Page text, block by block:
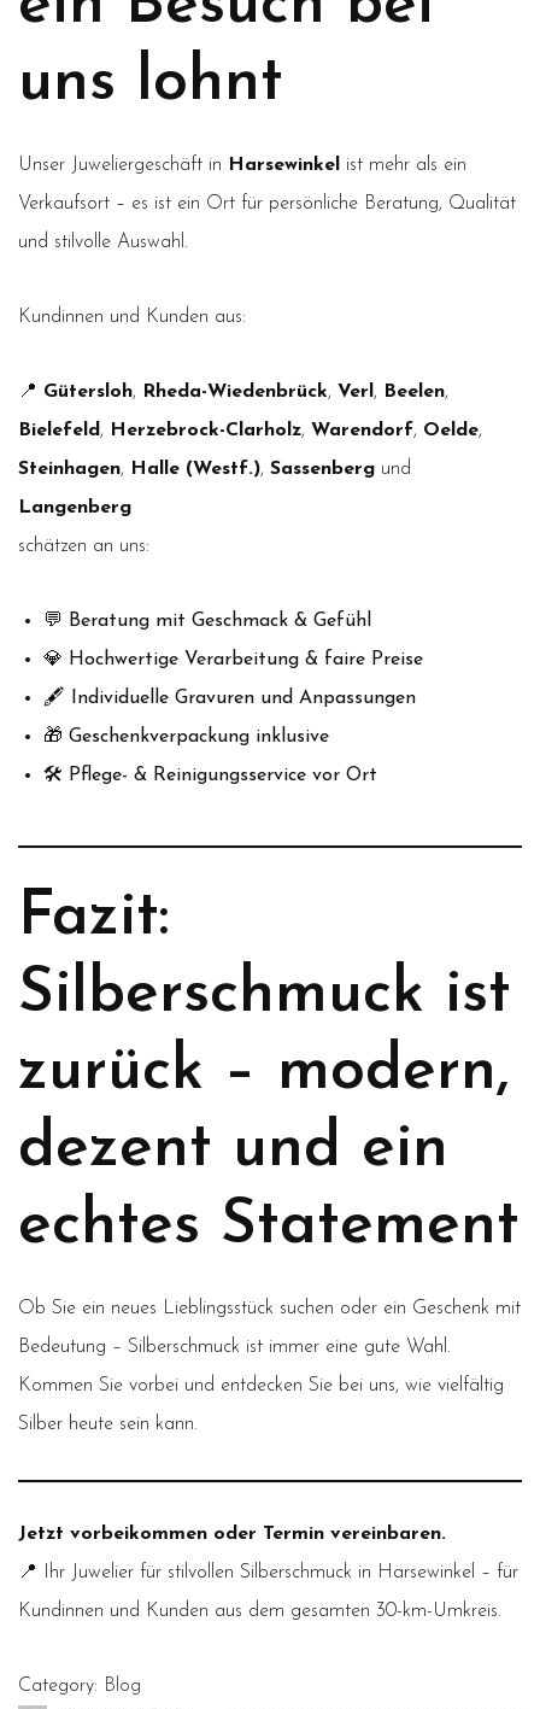
uns lohnt
Unser Juweliergeschäft in Harsewinkel
ist mehr als ein
Verkaufsort – es ist ein Ort für persönliche Beratung, Qualität
und stilvolle Auswahl.
Kundinnen und Kunden aus:
📍 Gütersloh, Rheda-Wiedenbrück, Verl , Beelen,
Bielefeld , Herzebrock-Clarholz, Warendorf, Oelde,
Steinhagen, Halle (Westf.), Sassenberg und
Langenberg
schätzen an uns:
💬 Beratung mit Geschmack & Gefühl
💎 Hochwertige Verarbeitung & faire Preise
🖋️ Individuelle Gravuren und Anpassungen
🎁 Geschenkverpackung inklusive
🛠️ Pflege- & Reinigungsservice vor Ort
Fazit:
Silberschmuck ist
zurück – modern,
dezent und ein
echtes Statement
Ob Sie ein neues Lieblingsstück suchen oder ein Geschenk mit
Bedeutung – Silberschmuck ist immer eine gute Wahl.
Kommen Sie vorbei und entdecken Sie bei uns, wie vielfältig
Silber heute sein kann.
Jetzt vorbeikommen oder Termin vereinbaren.
📍 Ihr Juwelier für stilvollen Silberschmuck in Harsewinkel – für
Kundinnen und Kunden aus dem gesamten 30-km-Umkreis.
Category: Blog